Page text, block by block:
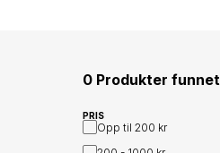
0 Produkter funnet
PRIS
Opp til 200 kr